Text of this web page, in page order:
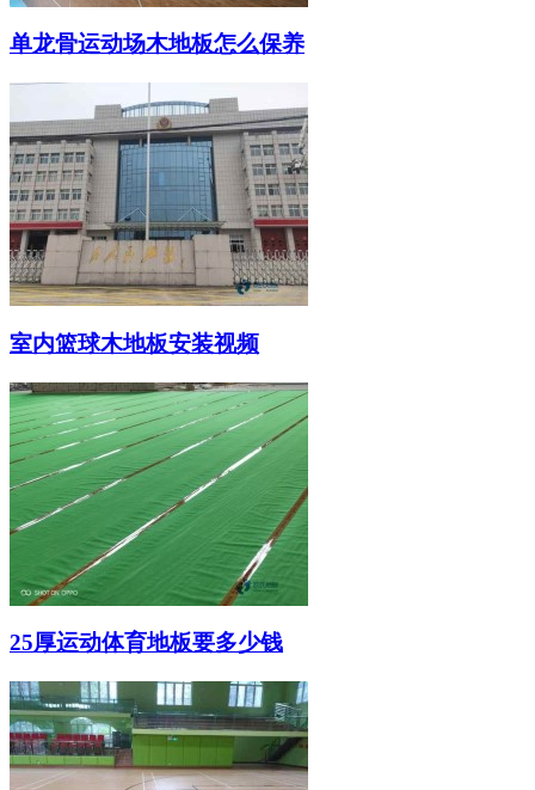
单龙骨运动场木地板怎么保养
室内篮球木地板安装视频
25厚运动体育地板要多少钱